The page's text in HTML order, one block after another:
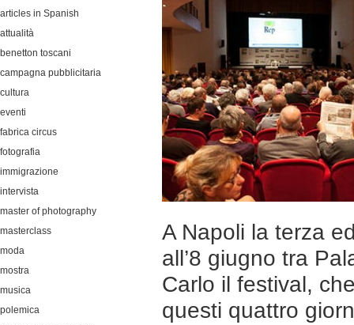
articles in Spanish
attualità
benetton toscani
campagna pubblicitaria
cultura
eventi
fabrica circus
fotografia
immigrazione
intervista
master of photography
masterclass
moda
mostra
musica
polemica
A Napoli la terza
all’8 giugno tra
Carlo il festival,
questi quattro